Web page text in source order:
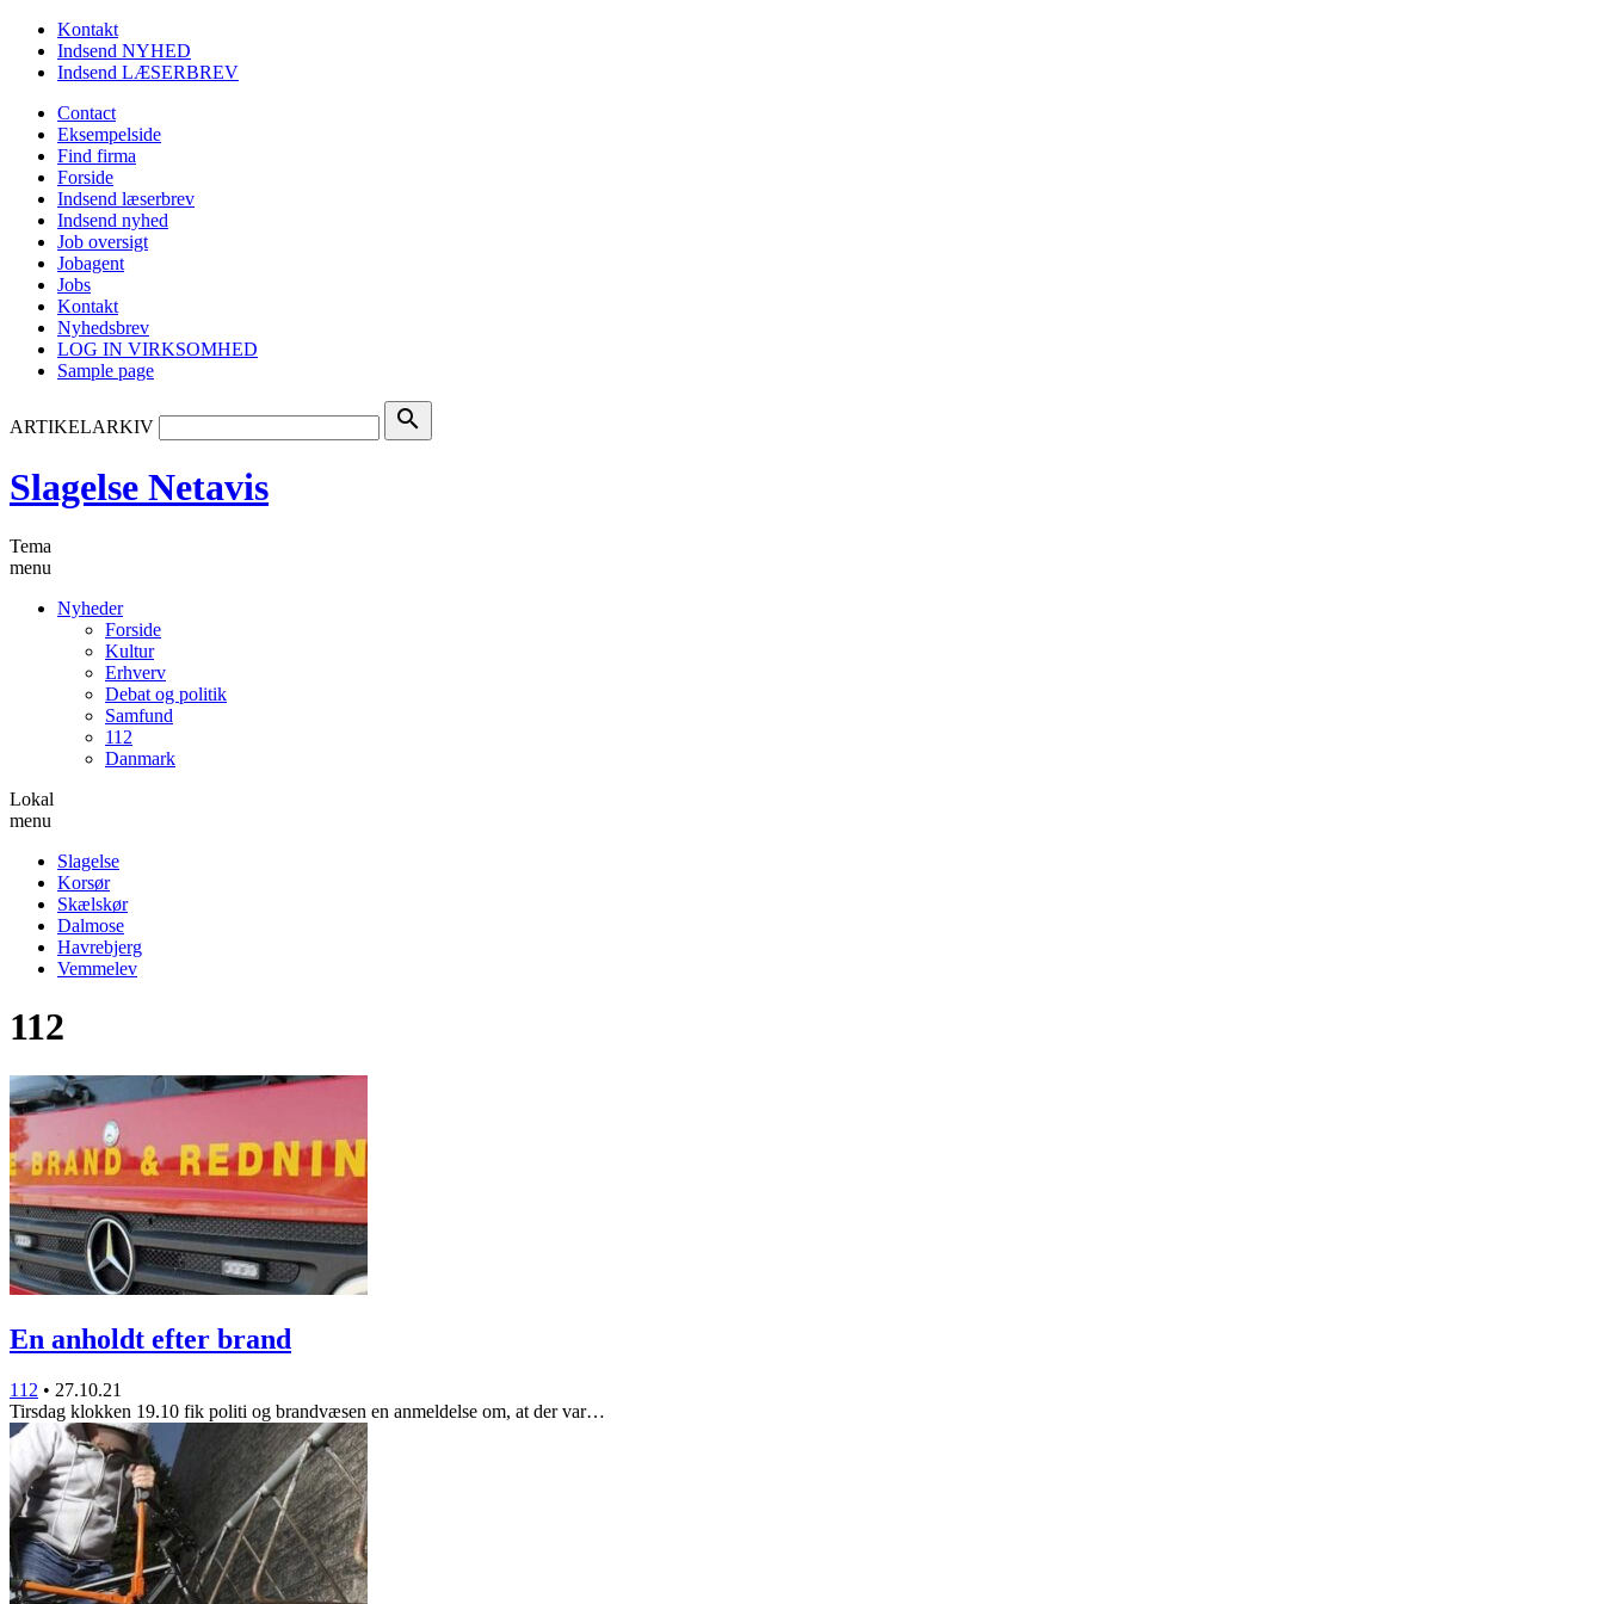
Kontakt
Indsend NYHED
Indsend LÆSERBREV
Contact
Eksempelside
Find firma
Forside
Indsend læserbrev
Indsend nyhed
Job oversigt
Jobagent
Jobs
Kontakt
Nyhedsbrev
LOG IN VIRKSOMHED
Sample page
ARTIKELARKIV search
Slagelse Netavis
Tema
menu
Nyheder
Forside
Kultur
Erhverv
Debat og politik
Samfund
112
Danmark
Lokal
menu
Slagelse
Korsør
Skælskør
Dalmose
Havrebjerg
Vemmelev
112
En anholdt efter brand
112 • 27.10.21
Tirsdag klokken 19.10 fik politi og brandvæsen en anmeldelse om, at der var…